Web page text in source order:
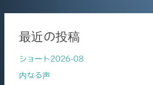
最近の投稿
ショート2026-08
内なる声